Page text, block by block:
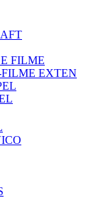
FILME
EXTEN